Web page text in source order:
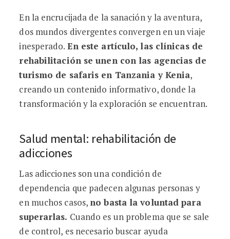
De la adicción a la serenidad: terapia y
En la encrucijada de la sanación y la aventura,
dos mundos divergentes convergen en un viaje
inesperado. En este artículo, las clínicas de
rehabilitación se unen con las agencias de
turismo de safaris en Tanzania y Kenia,
creando un contenido informativo, donde la
transformación y la exploración se encuentran.
Salud mental: rehabilitación de
adicciones
Las adicciones son una condición de
dependencia que padecen algunas personas y
en muchos casos, no basta la voluntad para
superarlas. Cuando es un problema que se sale
de control, es necesario buscar ayuda